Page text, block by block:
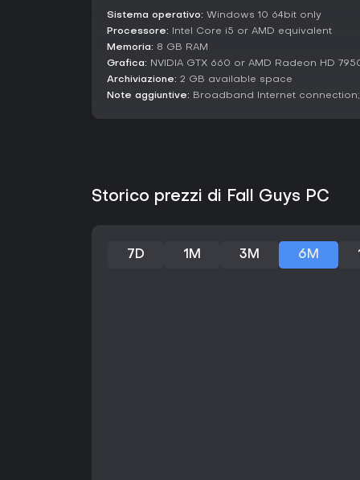
Sistema operativo: Windows 10 64bit only
Processore: Intel Core i5 or AMD equivalent
Memoria: 8 GB RAM
Grafica: NVIDIA GTX 660 or AMD Radeon HD
Archiviazione: 2 GB available space
Note aggiuntive: Broadband Internet
Storico prezzi di Fall Guys PC
7D 1M 3M 6M